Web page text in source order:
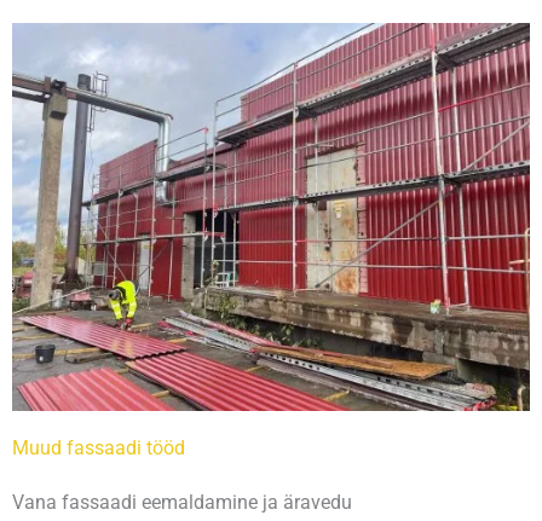
Muud fassaadi tööd
Vana fassaadi eemaldamine ja äravedu